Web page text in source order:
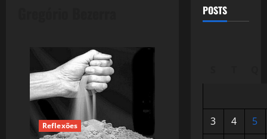
Reflexões
POSTS
3 4
5